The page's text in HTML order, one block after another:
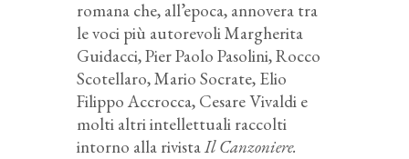
romana che, all’epoca, annovera tra
le voci più autorevoli Margherita
Guidacci, Pier Paolo Pasolini, Rocco
Scotellaro, Mario Socrate, Elio
Filippo Accrocca, Cesare Vivaldi e
molti altri intellettuali raccolti
intorno alla rivistaIl Canzoniere.